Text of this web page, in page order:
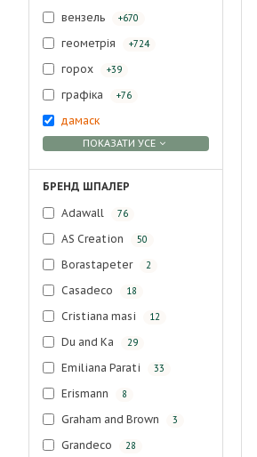
вензель +670
геометрія +724
горох +39
графіка +76
дамаск
ПОКАЗАТИ УСЕ
БРЕНД ШПАЛЕР
Adawall 76
AS Creation 50
Borastapeter 2
Casadeco 18
Cristiana masi 12
Du and Ka 29
Emiliana Parati 33
Erismann 8
Graham and Brown 3
Grandeco 28